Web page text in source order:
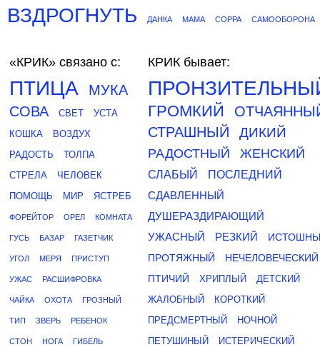
ВЗДРОГНУТЬ ДАНКА МАМА СОРРА САМООБОРОНА
«КРИК» связано с:
ПТИЦА
МУКА
СОВА
СВЕТ
УСТА
КОШКА
ВОЗДУХ
РАДОСТЬ
ТОЛПА
СТРЕЛА
ЧЕЛОВЕК
ПОМОЩЬ
МИР ЯСТРЕБ
ФОРЕЙТОР ОРЕЛ КОМНАТА
ГУСЬ БАЗАР ГАЗЕТЧИК
УГОЛ МЕРЯ ПРИСТУП
УЖАС РАСШИФРОВКА
ЧАЙКА ОХОТА ГРОЗНЫЙ
ТИП ЗВЕРЬ РЕБЕНОК
СТОН НОГА ГИБЕЛЬ
КРИК бывает:
ГРОМКИЙ
СТРАШНЫЙ
ДИКИЙ
РАДОСТНЫЙ ЖЕНСКИЙ
СЛАБЫЙ
ПОСЛЕДНИЙ
СДАВЛЕННЫЙ
ДУШЕРАЗДИРАЮЩИЙ
УЖАСНЫЙ
РЕЗКИЙ
ПРОТЯЖНЫЙ
НЕЧЕЛОВЕЧЕСКИЙ
ПТИЧИЙ
ХРИПЛЫЙ
ДЕТСКИЙ
ЖАЛОБНЫЙ
КОРОТКИЙ
ПРЕДСМЕРТНЫЙ
НОЧНОЙ
ПЕТУШИНЫЙ
ИСТЕРИЧЕСКИЙ